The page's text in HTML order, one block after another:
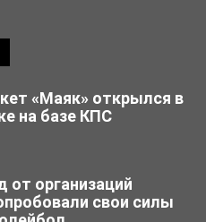
«Маяк» открылся в
на базе КПС
от организаций
свои силы